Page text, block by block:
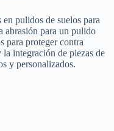
en pulidos de suelos para
abrasión para un pulido
para proteger contra
integración de piezas de
y personalizados.